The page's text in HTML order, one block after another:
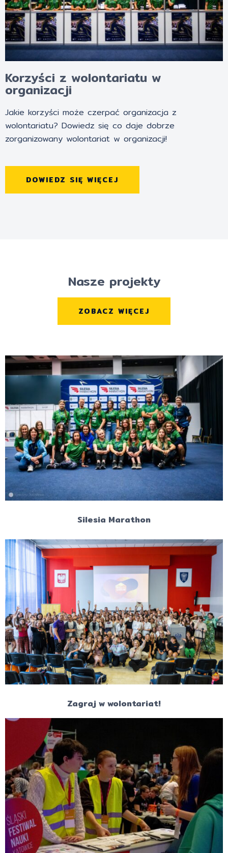
Korzyści z wolontariatu w
organizacji
Jakie korzyści może czerpać organizacja z
wolontariatu? Dowiedz się co daje dobrze
zorganizowany wolontariat w organizacji!
DOWIEDZ SIĘ WIĘCEJ
Nasze projekty
ZOBACZ WIĘCEJ
Silesia Marathon
Zagraj w wolontariat!